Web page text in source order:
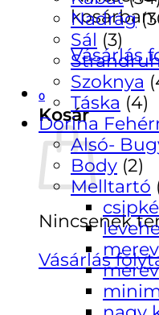
kosárban.
Vásárlás
0
Kosár
Nincsenek
Vásárlás
Nadrág
Sál (3)
Szoknya
Táska (4)
Dorina
Alsó-
Body (2)
Melltartó